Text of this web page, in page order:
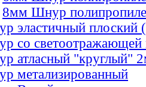
8мм Шнур
эластичный плоский
со светоотражающей
атласный "круглый"
метализированный